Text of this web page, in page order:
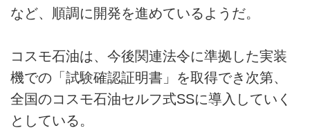
など、順調に開発を進めているようだ。
コスモ石油は、今後関連法令に準拠した実装
機での「試験確認証明書」を取得でき次第、
全国のコスモ石油セルフ式SSに導入していく
としている。